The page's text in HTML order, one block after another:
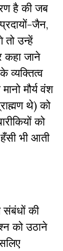
है की जब
जैन,
उन्हें
जाने
व्यक्तित्व
मौर्य वंश
थे) को
को
भी आती
संबंधों की
को उठाने